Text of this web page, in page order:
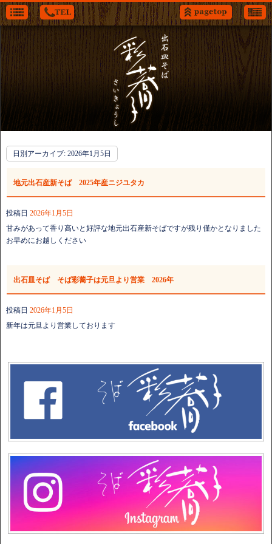
日別アーカイブ: 2026年1月5日
地元出石産新そば 2025年産ニジユタカ
投稿日 2026年1月5日
甘みがあって香り高いと好評な地元出石産新そばですが残り僅かとなりました
お早めにお越しください
出石皿そば そば彩蕎子は元旦より営業 2026年
投稿日 2026年1月5日
新年は元旦より営業しております